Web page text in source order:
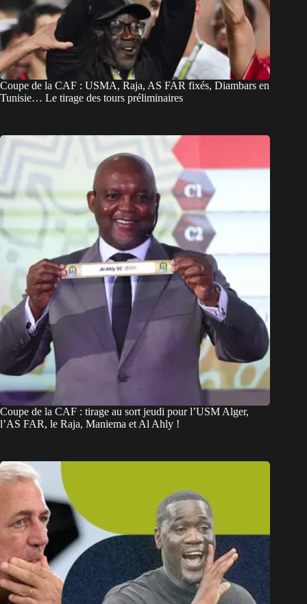
Coupe de la CAF : USMA, Raja, AS FAR fixés, Diambars en
Tunisie… Le tirage des tours préliminaires
Coupe de la CAF : tirage au sort jeudi pour l’USM Alger,
l’AS FAR, le Raja, Maniema et Al Ahly !